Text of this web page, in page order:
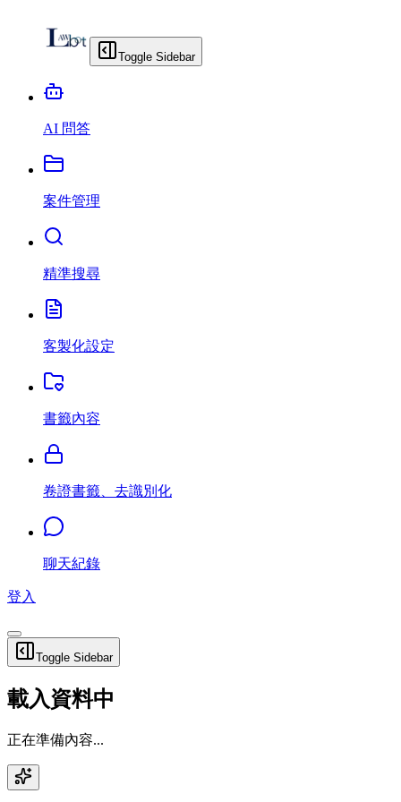
Toggle Sidebar
AI 問答
案件管理
精準搜尋
客製化設定
書籤內容
卷證書籤、去識別化
聊天紀錄
登入
Toggle Sidebar
載入資料中
正在準備內容...